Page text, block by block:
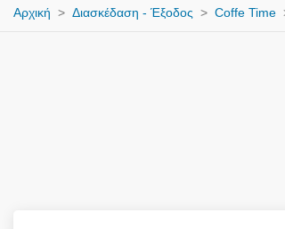
Αρχική Διασκέδαση - Έξοδος Coffe Time